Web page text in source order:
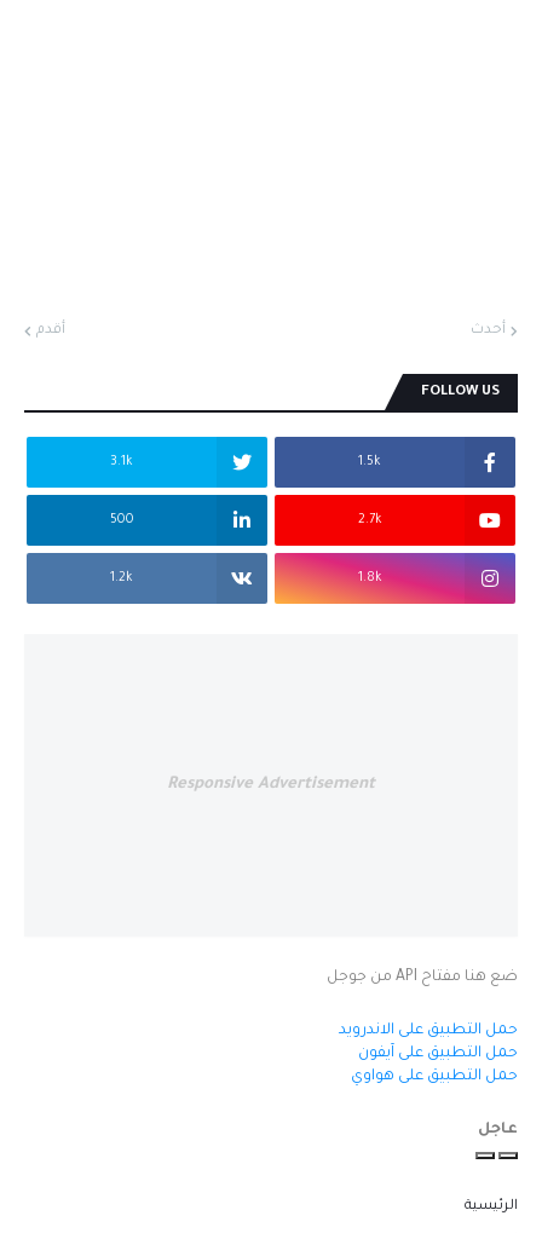
أحدث أقدم
FOLLOW US
1.5k
3.1k
2.7k
500
1.8k
1.2k
Responsive Advertisement
ضع هنا مفتاح API من جوجل
حمل التطبيق على الاندرويد
حمل التطبيق على آيفون
حمل التطبيق على هواوي
عاجل
الرئيسية